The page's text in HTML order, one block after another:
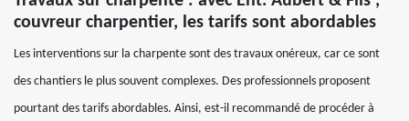
couvreur charpentier, les tarifs sont abordables
Les interventions sur la charpente sont des travaux onéreux, car ce sont
des chantiers le plus souvent complexes. Des professionnels proposent
pourtant des tarifs abordables. Ainsi, est-il recommandé de procéder à